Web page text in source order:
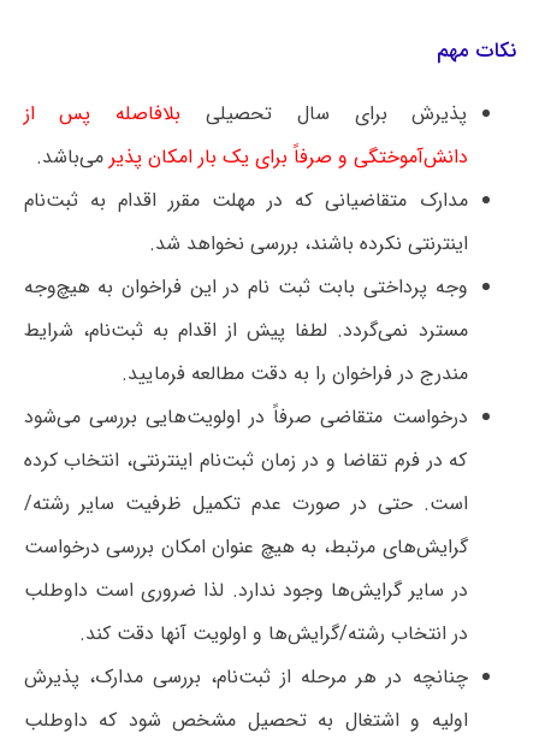
نکات مهم
پذیرش برای سال تحصیلی بلافاصله پس از
دانش‌آموختگی و صرفاً برای یک بار امکان پذیر می‌باشد.
مدارک متقاضیانی که در مهلت مقرر اقدام به ثبت‌نام
اینترنتی نکرده باشند، بررسی نخواهد شد.
وجه پرداختی بابت ثبت نام در این فراخوان به هیچ‌وجه
مسترد نمی‌گردد. لطفا پیش از اقدام به ثبت‌نام، شرایط
مندرج در فراخوان را به دقت مطالعه فرمایید.
درخواست متقاضی صرفاً در اولویت‌هایی بررسی می‌شود
که در فرم تقاضا و در زمان ثبت‌نام اینترنتی، انتخاب کرده
است. حتی در صورت عدم تکمیل ظرفیت سایر رشته/
گرایش‌های مرتبط، به هیچ عنوان امکان بررسی درخواست
در سایر‌ گرایش‌ها وجود ندارد. لذا ضروری است داوطلب
در انتخاب رشته/گرایش‌ها و اولویت آنها دقت کند.
چنانچه در هر مرحله از ثبت‌نام، بررسی مدارک، پذیرش
اولیه و اشتغال به تحصیل مشخص شود که داوطلب